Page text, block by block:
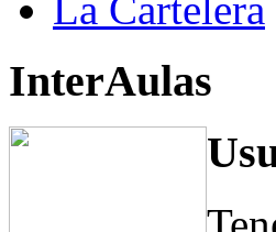
InterAulas